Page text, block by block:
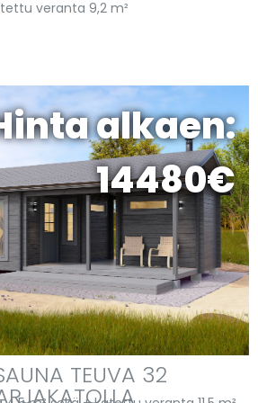
veranta 9,2 m²
alkaen:
14480€
TEUVA 32